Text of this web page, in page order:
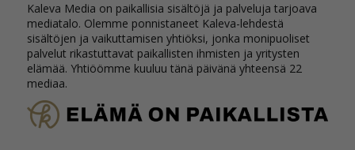
Kaleva Media on paikallisia sisältöjä ja palveluja tarjoava
mediatalo. Olemme ponnistaneet Kaleva-lehdestä
sisältöjen ja vaikuttamisen yhtiöksi, jonka monipuoliset
palvelut rikastuttavat paikallisten ihmisten ja yritysten
elämää. Yhtiöömme kuuluu tänä päivänä yhteensä 22
mediaa.